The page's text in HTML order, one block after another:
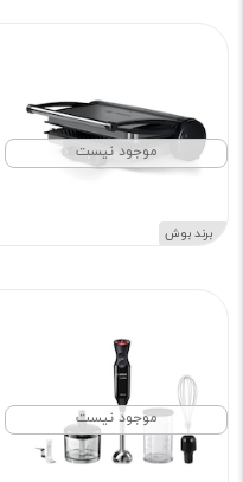
موجود نیست
برند بوش
موجود نیست